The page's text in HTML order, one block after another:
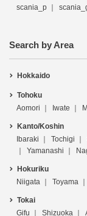
scania_p
Search by Area
Hokkaido
Tohoku
Aomori
Iwate
Kanto/Koshin
Ibaraki
Tochigi
Yamanashi
Hokuriku
Niigata
Toyama
Tokai
Gifu
Shizuoka